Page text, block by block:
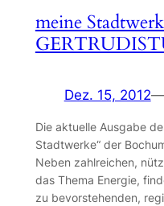
meine
Dez. 15, 2012—
Die aktuelle Ausgabe
Stadtwerke“ der
Neben zahlreichen,
das Thema Energie,
zu bevorstehenden,